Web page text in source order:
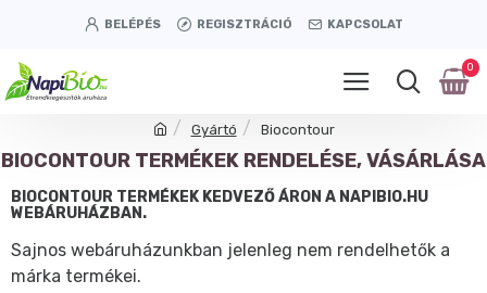
BELÉPÉS REGISZTRÁCIÓ KAPCSOLAT
0
Gyártó Biocontour
BIOCONTOUR TERMÉKEK RENDELÉSE, VÁSÁRLÁSA
BIOCONTOUR TERMÉKEK KEDVEZŐ ÁRON A NAPIBIO.HU
WEBÁRUHÁZBAN.
Sajnos webáruházunkban jelenleg nem rendelhetők a
márka termékei.